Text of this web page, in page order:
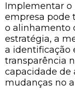
Implementar o
empresa pode
o alinhamento
estratégia, a
a identificação
transparência
capacidade de
mudanças no